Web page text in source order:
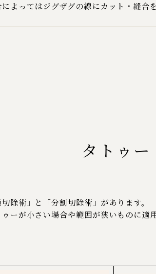
よってはジグザグの線にカット・縫合
タトゥ
除術」と「分割切除術」があります。
ゥーが小さい場合や範囲が狭いものに